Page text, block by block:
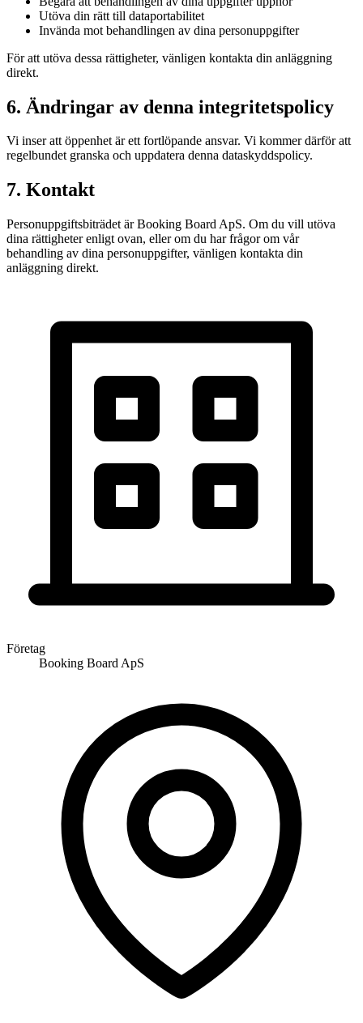
Utöva din rätt till dataportabilitet
Invända mot behandlingen av dina personuppgifter
För att utöva dessa rättigheter, vänligen kontakta din anläggning
direkt.
6. Ändringar av denna integritetspolicy
Vi inser att öppenhet är ett fortlöpande ansvar. Vi kommer därför att
regelbundet granska och uppdatera denna dataskyddspolicy.
7. Kontakt
Personuppgiftsbiträdet är Booking Board ApS. Om du vill utöva
dina rättigheter enligt ovan, eller om du har frågor om vår
behandling av dina personuppgifter, vänligen kontakta din
anläggning direkt.
Företag
Booking Board ApS